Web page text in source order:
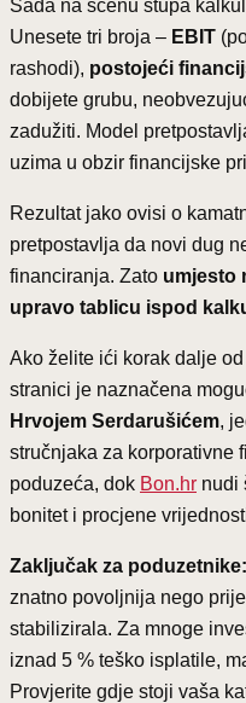
Sada na scenu stupa
Unesete tri broja – EBIT
rashodi), postojeći
dobijete grubu,
zadužiti. Model
uzima u obzir financijske
Rezultat jako ovisi o
pretpostavlja da novi dug
financiranja. Zato umjesto
upravo tablicu ispod
Ako želite ići korak dalje
stranici je naznačena
Hrvojem Serdarušićem,
stručnjaka za korporativne
poduzeća, dok Bon.hr nudi
bonitet i procjene
Zaključak za poduzetnike:
znatno povoljnija nego
stabilizirala. Za mnoge
iznad 5 % teško isplatile,
Provjerite gdje stoji vaša